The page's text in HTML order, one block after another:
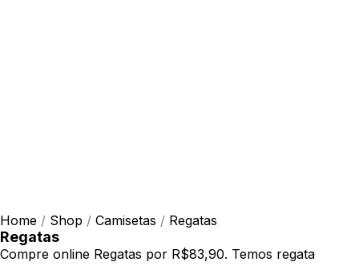
Home / Shop / Camisetas / Regatas
Regatas
Compre online Regatas por R$83,90. Temos regata